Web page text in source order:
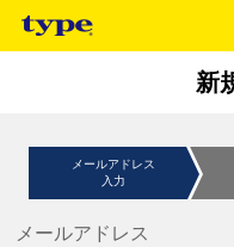
新
メールアドレス
入力
メールアドレス